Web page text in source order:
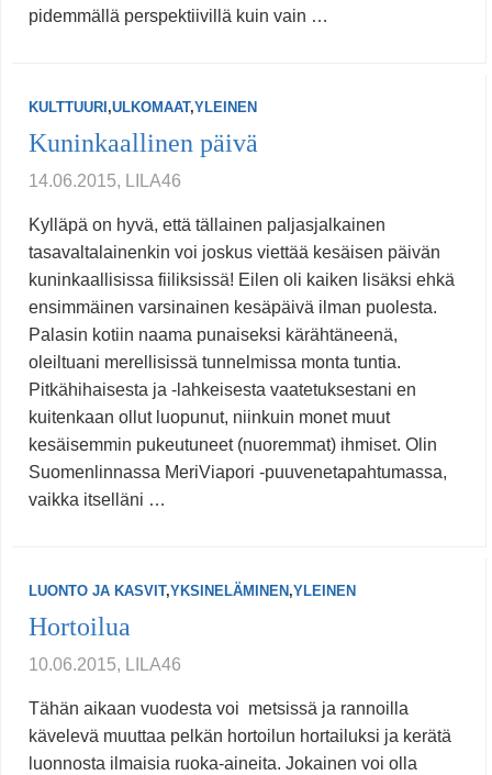
pidemmällä perspektiivillä kuin vain …
KULTTUURI ,ULKOMAAT,YLEINEN
Kuninkaallinen päivä
14.06.2015, LILA46
Kylläpä on hyvä, että tällainen paljasjalkainen
tasavaltalainenkin voi joskus viettää kesäisen päivän
kuninkaallisissa fiiliksissä! Eilen oli kaiken lisäksi ehkä
ensimmäinen varsinainen kesäpäivä ilman puolesta.
Palasin kotiin naama punaiseksi kärähtäneenä,
oleiltuani merellisissä tunnelmissa monta tuntia.
Pitkähihaisesta ja -lahkeisesta vaatetuksestani en
kuitenkaan ollut luopunut, niinkuin monet muut
kesäisemmin pukeutuneet (nuoremmat) ihmiset. Olin
Suomenlinnassa MeriViapori -puuvenetapahtumassa,
vaikka itselläni …
LUONTO JA KASVIT,YKSINELÄMINEN ,YLEINEN
Hortoilua
10.06.2015, LILA46
Tähän aikaan vuodesta voi metsissä ja rannoilla
kävelevä muuttaa pelkän hortoilun hortailuksi ja kerätä
luonnosta ilmaisia ruoka-aineita. Jokainen voi olla